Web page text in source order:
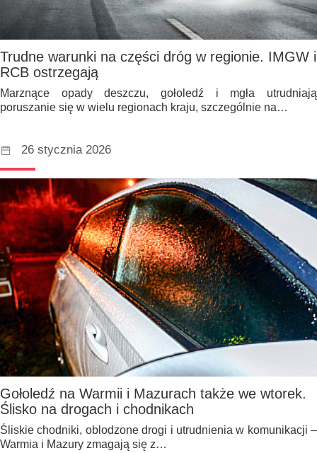
Trudne warunki na części dróg w regionie. IMGW i
RCB ostrzegają
Marznące opady deszczu, gołoledź i mgła utrudniają
poruszanie się w wielu regionach kraju, szczególnie na…
26 stycznia 2026
Gołoledź na Warmii i Mazurach także we wtorek.
Ślisko na drogach i chodnikach
Śliskie chodniki, oblodzone drogi i utrudnienia w komunikacji –
Warmia i Mazury zmagają się z…